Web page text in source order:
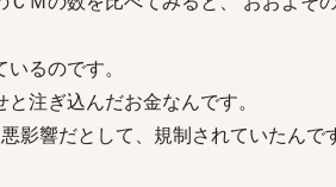
るのです。
注ぎ込んだお金なんです。
影響だとして、規制されていたんで